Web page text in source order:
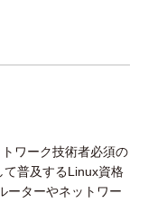
ワーク技術者必須の
て普及するLinux資格
ーターやネットワー